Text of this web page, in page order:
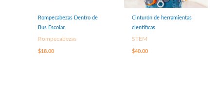
Rompecabezas Dentro de
Bus Escolar
Rompecabezas
$18.00
Cinturón de herramientas
científicas
STEM
$40.00